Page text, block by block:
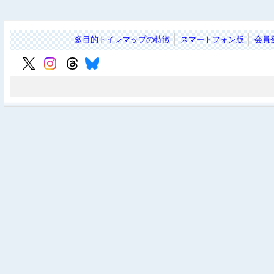
多目的トイレマップの特徴 スマートフォン版 会員